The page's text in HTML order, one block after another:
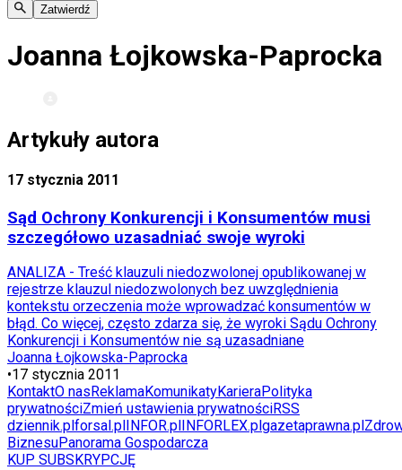
Zatwierdź
Joanna Łojkowska-Paprocka
Artykuły autora
17 stycznia 2011
Sąd Ochrony Konkurencji i Konsumentów musi
szczegółowo uzasadniać swoje wyroki
ANALIZA - Treść klauzuli niedozwolonej opublikowanej w
rejestrze klauzul niedozwolonych bez uwzględnienia
kontekstu orzeczenia może wprowadzać konsumentów w
błąd. Co więcej, często zdarza się, że wyroki Sądu Ochrony
Konkurencji i Konsumentów nie są uzasadniane
Joanna Łojkowska-Paprocka
•17 stycznia 2011
KontaktO nas ReklamaKomunikatyKarieraPolityka
prywatnościZmień ustawienia prywatnościRSS
dziennik.pl forsal.pl INFOR.pl INFORLEX.pl gazetaprawna.pl
BiznesuPanorama Gospodarcza
KUP SUBSKRYPCJĘ